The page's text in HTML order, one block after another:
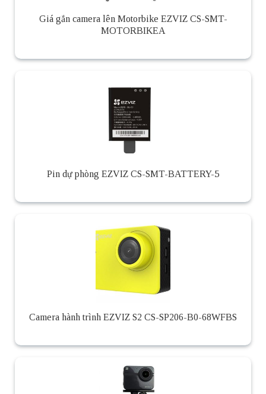
Giá gắn camera lên Motorbike EZVIZ CS-SMT-
MOTORBIKEA
Pin dự phòng EZVIZ CS-SMT-BATTERY-5
Camera hành trình EZVIZ S2 CS-SP206-B0-68WFBS